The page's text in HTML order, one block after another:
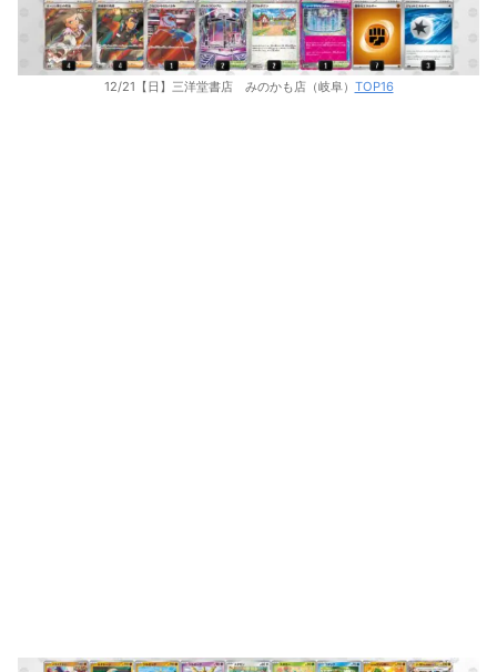
12/21【日】三洋堂書店 みのかも店（岐阜） TOP16